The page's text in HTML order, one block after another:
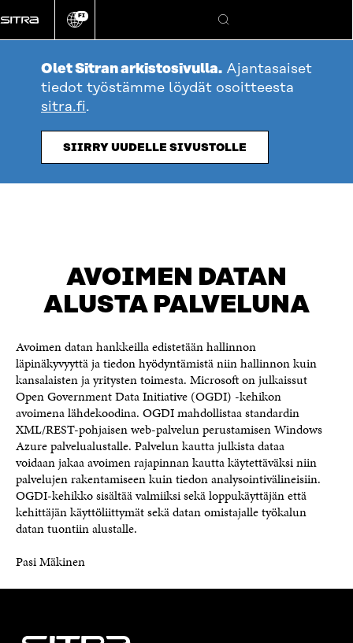
suoraan
sisältöön
Vaihda
kieli
FI
Hae
Olet Sitran arkistosivulla. Ajantasaiset
tiedot työstämme löydät osoitteesta
sitra.fi.
SIIRRY UUDELLE SIVUSTOLLE
AVOIMEN DATAN
ALUSTA PALVELUNA
Avoimen datan hankkeilla edistetään hallinnon
läpinäkyvyyttä ja tiedon hyödyntämistä niin hallinnon kuin
kansalaisten ja yritysten toimesta. Microsoft on julkaissut
Open Government Data Initiative (OGDI) -kehikon
avoimena lähdekoodina. OGDI mahdollistaa standardin
XML/REST-pohjaisen web-palvelun perustamisen Windows
Azure palvelualustalle. Palvelun kautta julkista dataa
voidaan jakaa avoimen rajapinnan kautta käytettäväksi niin
palvelujen rakentamiseen kuin tiedon analysointivälineisiin.
OGDI-kehikko sisältää valmiiksi sekä loppukäyttäjän että
kehittäjän käyttöliittymät sekä datan omistajalle työkalun
datan tuontiin alustalle.
Pasi Mäkinen